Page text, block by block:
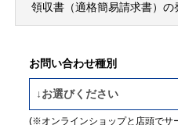
領収書（適格簡易請求書）の
お問い合わせ種別
(※オンラインショップと店頭でサ